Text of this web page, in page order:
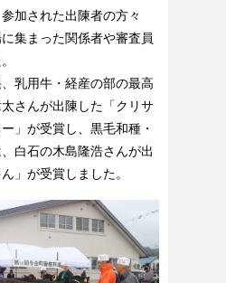
加された出陳者の方々
集まった関係者や審査員
乳用牛・経産の部の最高
さんが出陳した「クリサ
」が受賞し、黒毛和種・
白石の木島隆浩さんが出
」が受賞しました。